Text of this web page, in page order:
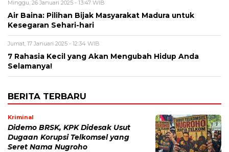
Minggu, 26 Januari 2025 - 13:47 WIB
Air Baina: Pilihan Bijak Masyarakat Madura untuk
Kesegaran Sehari-hari
Jumat, 17 Januari 2025 - 12:34 WIB
7 Rahasia Kecil yang Akan Mengubah Hidup Anda
Selamanya!
BERITA TERBARU
Kriminal
Didemo BRSK, KPK Didesak Usut
Dugaan Korupsi Telkomsel yang
Seret Nama Nugroho